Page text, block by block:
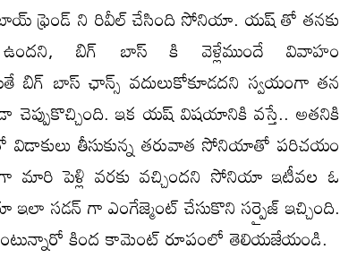
ఫ్రెండ్ ని రివీల్ చేసింది సోనియా. యష్ తో తనకు
బిగ్ బాస్ కి వెళ్లేముందే వివాహం
బిగ్ బాస్ ఛాన్స్ వదులుకోకూడదని స్వయంగా తన
చెప్పుకొచ్చింది. ఇక యష్ విషయానికి వస్తే.. అతనికి
తీసుకున్న తరువాత సోనియాతో పరిచయం
మారి పెళ్లి వరకు వచ్చిందని సోనియా ఇటీవల ఓ
సడన్ గా ఎంగేజ్మెంట్ చేసుకొని సర్ప్రైజ్ ఇచ్చింది.
కింద కామెంట్ రూపంలో తెలియజేయండి.